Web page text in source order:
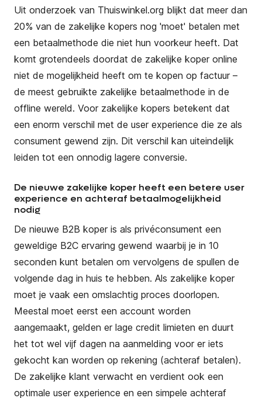
Uit onderzoek van Thuiswinkel.org blijkt dat meer dan
20% van de zakelijke kopers nog 'moet' betalen met
een betaalmethode die niet hun voorkeur heeft. Dat
komt grotendeels doordat de zakelijke koper online
niet de mogelijkheid heeft om te kopen op factuur –
de meest gebruikte zakelijke betaalmethode in de
offline wereld. Voor zakelijke kopers betekent dat
een enorm verschil met de user experience die ze als
consument gewend zijn. Dit verschil kan uiteindelijk
leiden tot een onnodig lagere conversie.
De nieuwe zakelijke koper heeft een betere user
experience en achteraf betaalmogelijkheid
nodig
De nieuwe B2B koper is als privéconsument een
geweldige B2C ervaring gewend waarbij je in 10
seconden kunt betalen om vervolgens de spullen de
volgende dag in huis te hebben. Als zakelijke koper
moet je vaak een omslachtig proces doorlopen.
Meestal moet eerst een account worden
aangemaakt, gelden er lage credit limieten en duurt
het tot wel vijf dagen na aanmelding voor er iets
gekocht kan worden op rekening (achteraf betalen).
De zakelijke klant verwacht en verdient ook een
optimale user experience en een simpele achteraf